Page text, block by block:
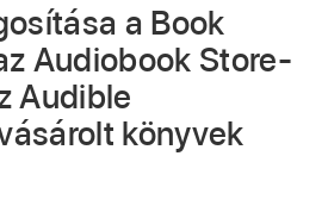
a Book
Audiobook Store-
Audible
könyvek